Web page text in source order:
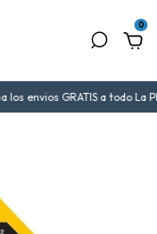
0
los envios GRATIS a todo La